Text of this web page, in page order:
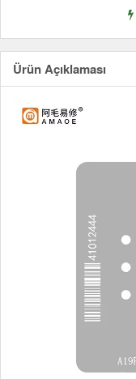
Ürün Açıklaması